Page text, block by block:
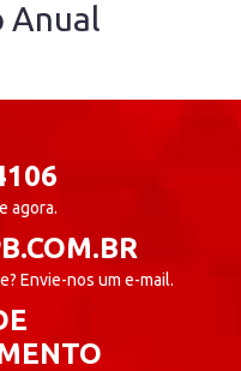
Anual
agora.
Envie-nos um e-mail.